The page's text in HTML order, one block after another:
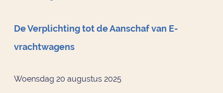
De Verplichting tot de Aanschaf van E-
vrachtwagens
Woensdag 20 augustus 2025